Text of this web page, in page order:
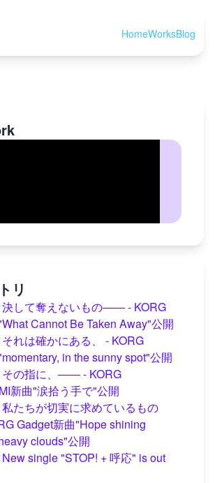
HomeWorksBlog
リ
決して奪えないもの―― - KORG
Cannot Be Taken Away"公開
それは確かにある、 - KORG
in the sunny spot"公開
その指に、―― - KORG
新曲"涙拾う手で"公開
私たちが切実に求めているもの
Gadget新曲"Hope shining
clouds"公開
New single "STOP! + 呼応" is out